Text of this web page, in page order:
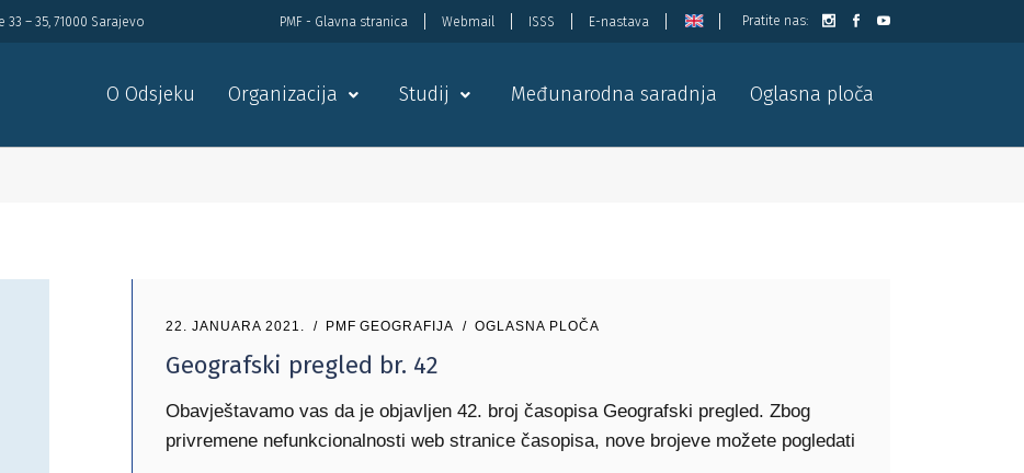
– 35, 71000 Sarajevo PMF - Glavna stranica Webmail ISSS E-nastava Pratite nas:
O Odsjeku Organizacija Studij Međunarodna saradnja Oglasna ploča
22. JANUARA 2021. PMF GEOGRAFIJA OGLASNA PLOČA
Geografski pregled br. 42
Obavještavamo vas da je objavljen 42. broj časopisa Geografski pregled. Zbog
privremene nefunkcionalnosti web stranice časopisa, nove brojeve možete pogledati